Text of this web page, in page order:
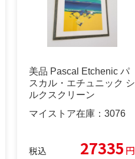
美品 Pascal Etchenic パ
スカル・エチュニック シ
ルクスクリーン
マイストア在庫： 3076
税込 27335 円